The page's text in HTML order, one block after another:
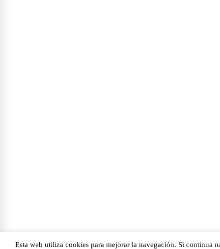
Esta web utiliza cookies para mejorar la navegación. Si continua